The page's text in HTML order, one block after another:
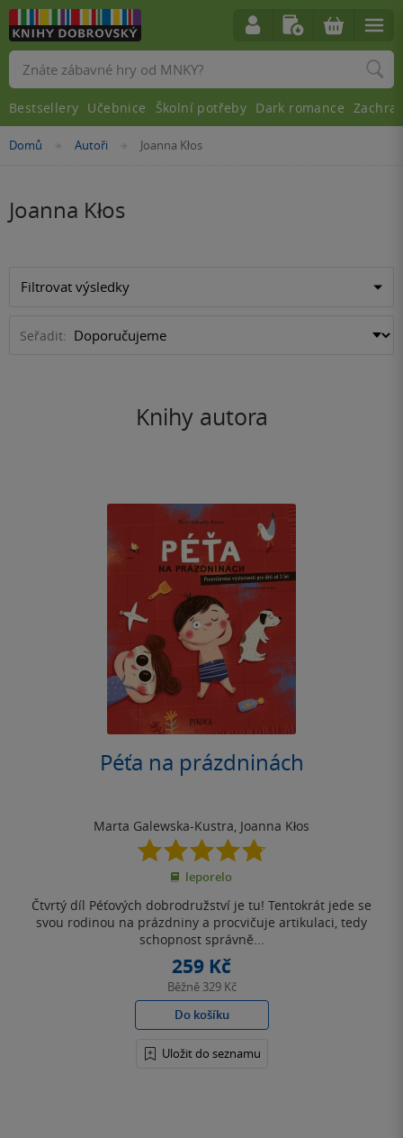
Nacházíte
Domů »Autoři »Joanna Kłos
Joanna Kłos
Filtrovat výsledky
Seřadit:
Knihy autora
Péťa na prázdninách
Marta Galewska-Kustra, Joanna Kłos
4.8
z
5
leporelo
Čtvrtý díl Péťových dobrodružství je tu! Tentokrát jede se
svou rodinou na prázdniny a procvičuje artikulaci, tedy
schopnost správně...
259 Kč
Běžně 329 Kč
Do košíku
Uložit do seznamu
Vyhledávání
Bestsellery Učebnice Školní potřeby Dark romance